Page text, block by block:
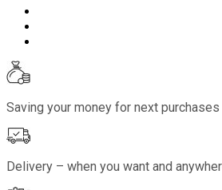
Saving your money for next purchases
Delivery – when you want and